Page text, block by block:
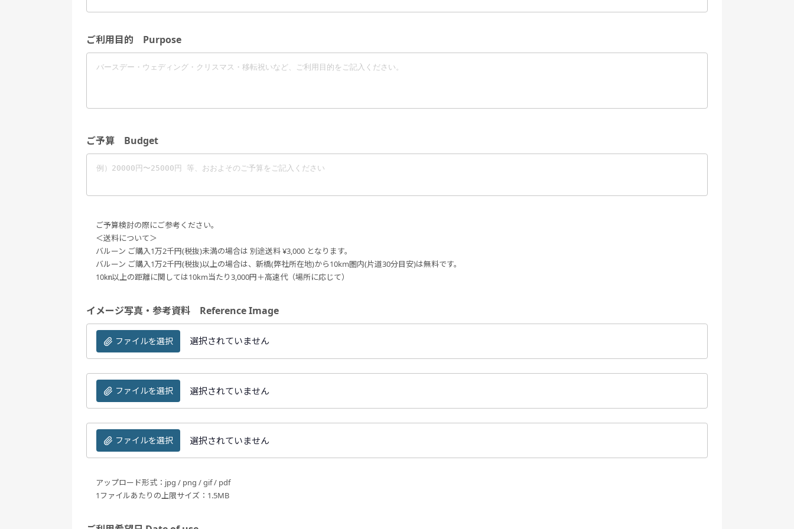
ご利用目的 Purpose
ご予算 Budget
ご予算検討の際にご参考ください。
＜送料について＞
バルーン ご購入1万2千円(税抜)未満の場合は 別途送料 ¥3,000 となります。
バルーン ご購入1万2千円(税抜)以上の場合は、新橋(弊社所在地)から10km圏内(片道30分目安)は無料です。
10㎞以上の距離に関しては10km当たり3,000円＋高速代（場所に応じて）
イメージ写真・参考資料 Reference Image
ファイルを選択 選択されていません
ファイルを選択 選択されていません
ファイルを選択 選択されていません
アップロード形式：jpg / png / gif / pdf
1ファイルあたりの上限サイズ：1.5MB